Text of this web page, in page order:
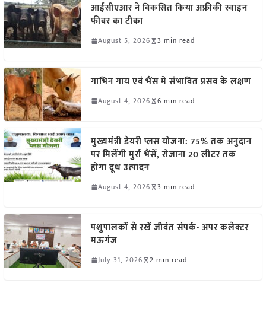
आईसीएआर ने विकसित किया अफ्रीकी स्वाइन
फीवर का टीका
August 5, 2026 3 min read
गाभिन गाय एवं भैंस में संभावित प्रसव के लक्षण
August 4, 2026 6 min read
मुख्यमंत्री डेयरी प्लस योजना: 75% तक अनुदान
पर मिलेंगी मुर्रा भैंसें, रोजाना 20 लीटर तक
होगा दूध उत्पादन
August 4, 2026 3 min read
पशुपालकों से रखें जीवंत संपर्क- अपर कलेक्टर
मऊगंज
July 31, 2026 2 min read